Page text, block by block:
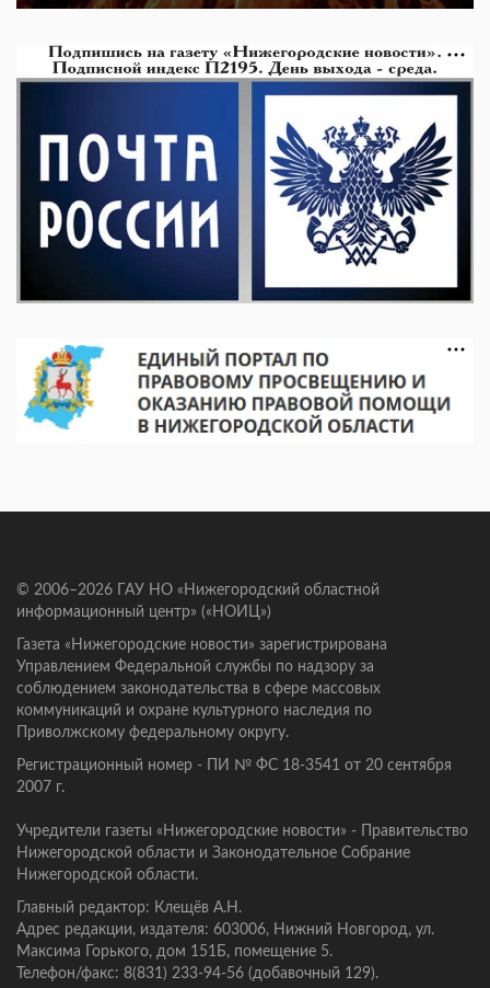
© 2006–2026 ГАУ НО «Нижегородский областной
информационный центр» («НОИЦ»)
Газета «Нижегородские новости» зарегистрирована
Управлением Федеральной службы по надзору за
соблюдением законодательства в сфере массовых
коммуникаций и охране культурного наследия по
Приволжскому федеральному округу.
Регистрационный номер - ПИ № ФС 18-3541 от 20 сентября
2007 г.
Учредители газеты «Нижегородские новости» - Правительство
Нижегородской области и Законодательное Собрание
Нижегородской области.
Главный редактор: Клещёв А.Н.
Адрес редакции, издателя: 603006, Нижний Новгород, ул.
Максима Горького, дом 151Б, помещение 5.
Телефон/факс: 8(831) 233-94-56 (добавочный 129).